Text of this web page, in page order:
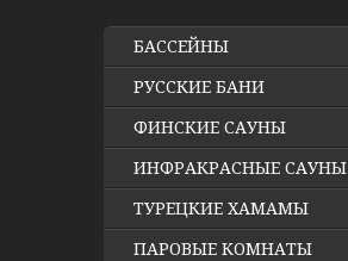
БАССЕЙНЫ
РУССКИЕ БАНИ
ФИНСКИЕ САУНЫ
ИНФРАКРАСНЫЕ САУНЫ
ТУРЕЦКИЕ ХАМАМЫ
ПАРОВЫЕ КОМНАТЫ